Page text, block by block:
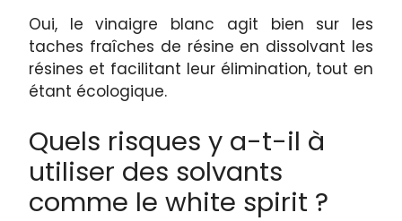
Oui, le vinaigre blanc agit bien sur les
taches fraîches de résine en dissolvant les
résines et facilitant leur élimination, tout en
étant écologique.
Quels risques y a-t-il à
utiliser des solvants
comme le white spirit ?